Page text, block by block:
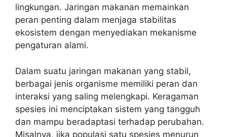
lingkungan. Jaringan makanan memainkan
peran penting dalam menjaga stabilitas
ekosistem dengan menyediakan mekanisme
pengaturan alami.
Dalam suatu jaringan makanan yang stabil,
berbagai jenis organisme memiliki peran dan
interaksi yang saling melengkapi. Keragaman
spesies ini menciptakan sistem yang tangguh
dan mampu beradaptasi terhadap perubahan.
Misalnya, jika populasi satu spesies menurun